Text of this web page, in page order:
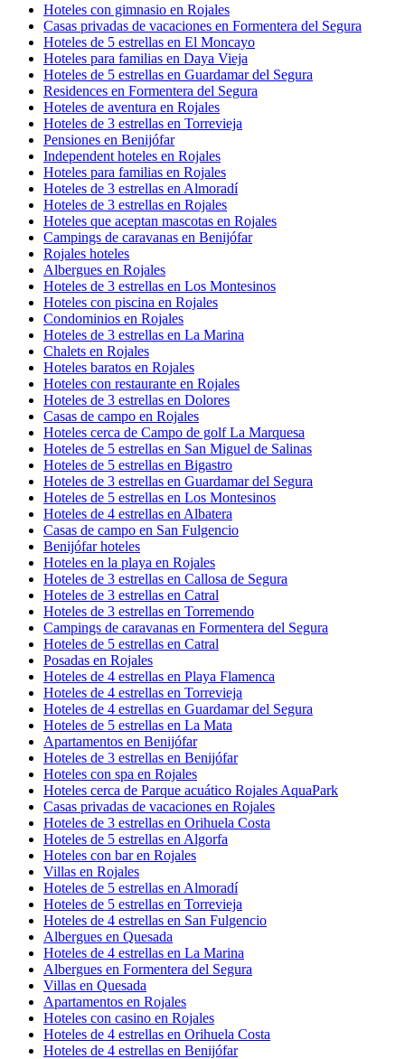
Hoteles con gimnasio en Rojales
Casas privadas de vacaciones en Formentera del Segura
Hoteles de 5 estrellas en El Moncayo
Hoteles para familias en Daya Vieja
Hoteles de 5 estrellas en Guardamar del Segura
Residences en Formentera del Segura
Hoteles de aventura en Rojales
Hoteles de 3 estrellas en Torrevieja
Pensiones en Benijófar
Independent hoteles en Rojales
Hoteles para familias en Rojales
Hoteles de 3 estrellas en Almoradí
Hoteles de 3 estrellas en Rojales
Hoteles que aceptan mascotas en Rojales
Campings de caravanas en Benijófar
Rojales hoteles
Albergues en Rojales
Hoteles de 3 estrellas en Los Montesinos
Hoteles con piscina en Rojales
Condominios en Rojales
Hoteles de 3 estrellas en La Marina
Chalets en Rojales
Hoteles baratos en Rojales
Hoteles con restaurante en Rojales
Hoteles de 3 estrellas en Dolores
Casas de campo en Rojales
Hoteles cerca de Campo de golf La Marquesa
Hoteles de 5 estrellas en San Miguel de Salinas
Hoteles de 5 estrellas en Bigastro
Hoteles de 3 estrellas en Guardamar del Segura
Hoteles de 5 estrellas en Los Montesinos
Hoteles de 4 estrellas en Albatera
Casas de campo en San Fulgencio
Benijófar hoteles
Hoteles en la playa en Rojales
Hoteles de 3 estrellas en Callosa de Segura
Hoteles de 3 estrellas en Catral
Hoteles de 3 estrellas en Torremendo
Campings de caravanas en Formentera del Segura
Hoteles de 5 estrellas en Catral
Posadas en Rojales
Hoteles de 4 estrellas en Playa Flamenca
Hoteles de 4 estrellas en Torrevieja
Hoteles de 4 estrellas en Guardamar del Segura
Hoteles de 5 estrellas en La Mata
Apartamentos en Benijófar
Hoteles de 3 estrellas en Benijófar
Hoteles con spa en Rojales
Hoteles cerca de Parque acuático Rojales AquaPark
Casas privadas de vacaciones en Rojales
Hoteles de 3 estrellas en Orihuela Costa
Hoteles de 5 estrellas en Algorfa
Hoteles con bar en Rojales
Villas en Rojales
Hoteles de 5 estrellas en Almoradí
Hoteles de 5 estrellas en Torrevieja
Hoteles de 4 estrellas en San Fulgencio
Albergues en Quesada
Hoteles de 4 estrellas en La Marina
Albergues en Formentera del Segura
Villas en Quesada
Apartamentos en Rojales
Hoteles con casino en Rojales
Hoteles de 4 estrellas en Orihuela Costa
Hoteles de 4 estrellas en Benijófar